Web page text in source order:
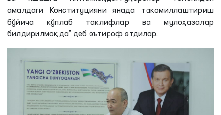
амалдаги Конституцияни янада такомиллаштириш
бўйича кўплаб таклифлар ва мулоҳазалар
билдирилмоқда” деб эътироф этдилар.